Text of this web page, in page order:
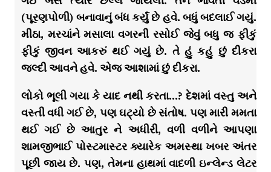
(પૂરણપોળી) બનાવાનું બંધ કર્યું છે હવે. બધું બદલાઈ ગયું.
મીઠા, મરચાંને મસાલા વગરની રસોઈ જેવું બધુ જ ફીકું
ફીકું જીવન આકરું થઈ ગયું છે. તે હું કહું છું દીકરા
જલ્દી આવને હવે. એજ આશામાં છું દીકરા.
લોકો ભૂલી ગયા કે યાદ નથી કરતા…? દેશમાં વસ્તુ અને
વસ્તી વધી ગઈ છે, પણ ઘટ્યો છે સંતોષ. પણ મારી મમતા
થઈ ગઈ છે આતુર ને અધીરી, વળી વળીને આપણા
શામજીભાઈ પોસ્ટમાસ્ટર ક્યારેક અમસ્થા ખબર અંતર
પૂછી જાય છે. પણ, તેમના હાથમાં વાદળી ઇન્લેન્ડ લેટર